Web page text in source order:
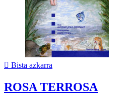
 Bista azkarra
ROSA TERROSA